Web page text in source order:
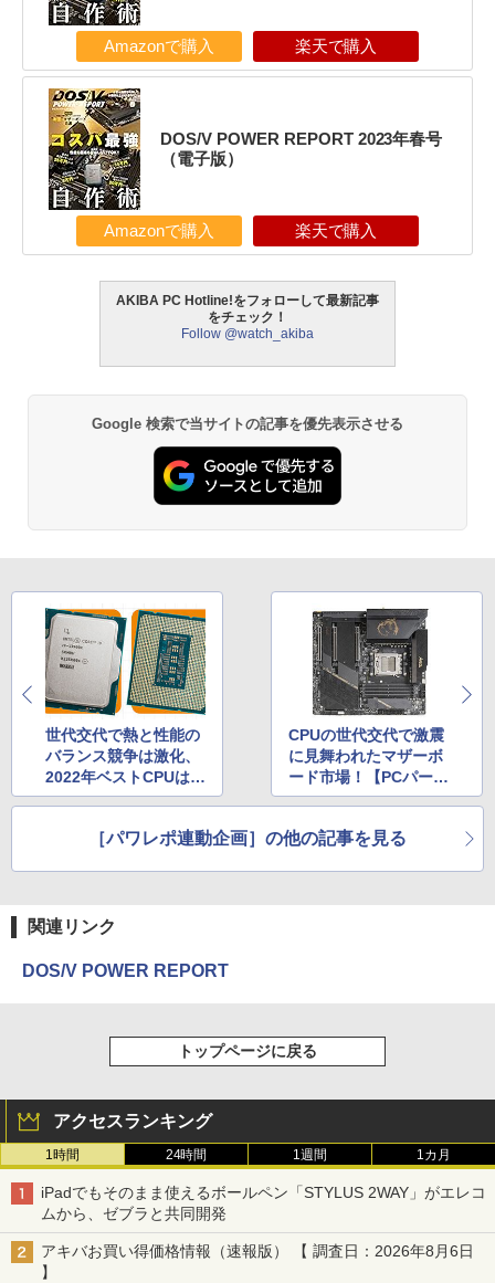
Amazonで購入 楽天で購入
DOS/V POWER REPORT 2023年春号
（電子版）
Amazonで購入 楽天で購入
AKIBA PC Hotline!をフォローして最新記事
をチェック！
Follow @watch_akiba
Google 検索で当サイトの記事を優先表示させる
世代交代で熱と性能の
バランス競争は激化、
2022年ベストCPUはど
れだ！？【PCパーツ1
CPUの世代交代で激震
に見舞われたマザーボ
ード市場！【PCパーツ
100選 マザーボード
［パワレポ連動企画］の他の記事を見る
関連リンク
DOS/V POWER REPORT
トップページに戻る
アクセスランキング
1時間 24時間 1週間 1カ月
iPadでもそのまま使えるボールペン「STYLUS 2WAY」がエレコ
ムから、ゼブラと共同開発
アキバお買い得価格情報（速報版） 【 調査日：2026年8月6日
】